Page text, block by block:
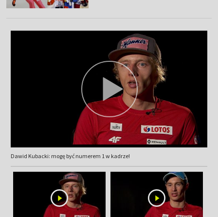
Dawid Kubacki: mogę być numerem 1 w kadrze!